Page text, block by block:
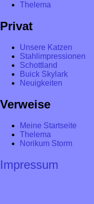
Thelema
Privat
Unsere Katzen
Stahlimpressionen
Schottland
Buick Skylark
Neuigkeiten
Verweise
Meine Startseite
Thelema
Norikum Storm
Impressum